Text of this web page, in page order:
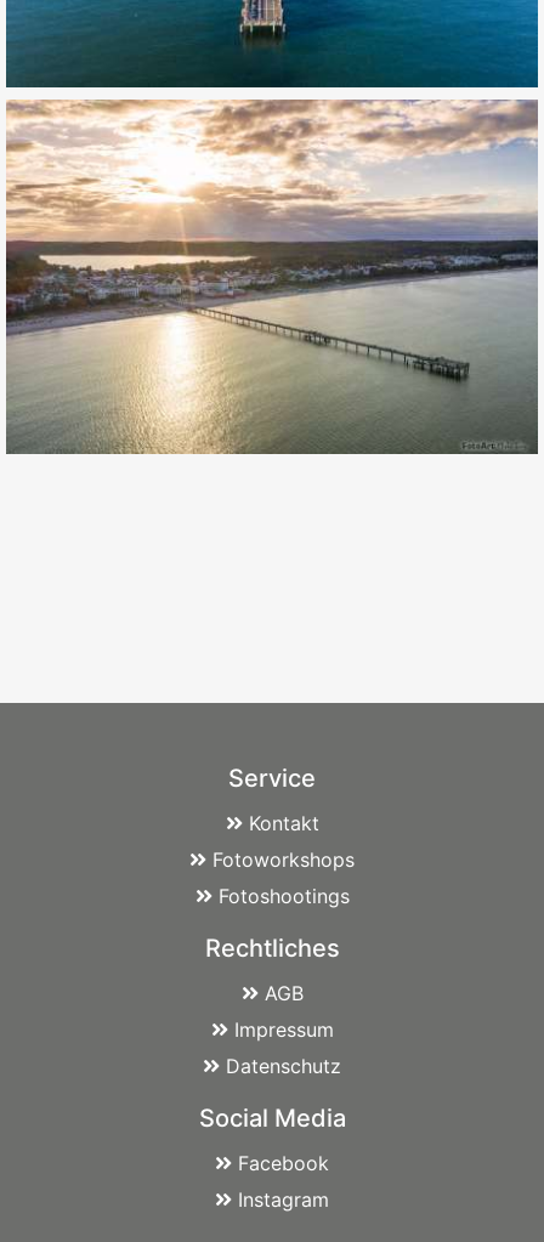
Service
Kontakt
Fotoworkshops
Fotoshootings
Rechtliches
AGB
Impressum
Datenschutz
Social Media
Facebook
Instagram